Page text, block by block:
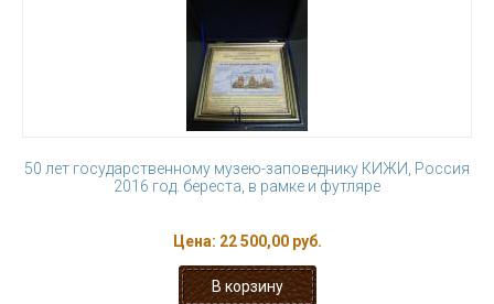
50 лет государственному музею-заповеднику КИЖИ, Россия
2016 год. береста, в рамке и футляре
Цена: 22 500,00 руб.